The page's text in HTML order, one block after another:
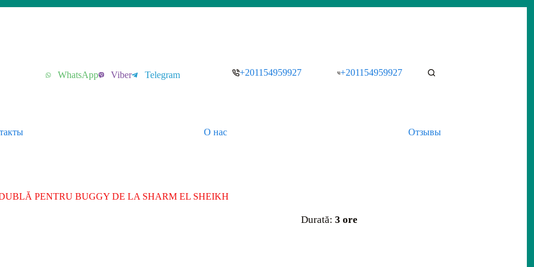
WhatsApp Viber Telegram +201154959927 +201154959927
О нас Отзывы
PENTRU BUGGY DE LA SHARM EL SHEIKH
Durată: 3 ore